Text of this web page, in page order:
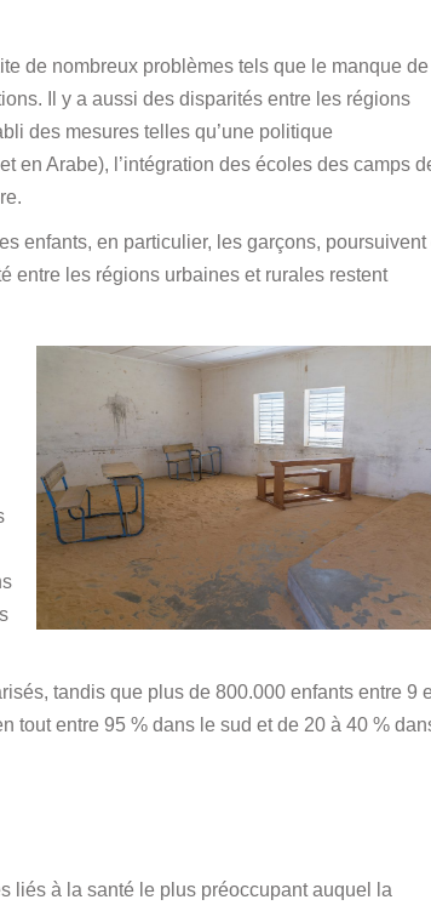
de nombreux problèmes tels que le manque de
Il y a aussi des disparités entre les régions
des mesures telles qu’une politique
en Arabe), l’intégration des écoles des camps
enfants, en particulier, les garçons, poursuivent
entre les régions urbaines et rurales restent
tandis que plus de 800.000 enfants entre 9
tout entre 95 % dans le sud et de 20 à 40 %
liés à la santé le plus préoccupant auquel la